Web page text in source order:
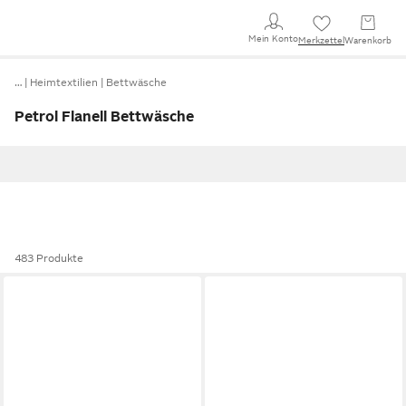
Mein KontoMerkzettel Warenkorb
… Heimtextilien Bettwäsche
Petrol Flanell Bettwäsche
483 Produkte